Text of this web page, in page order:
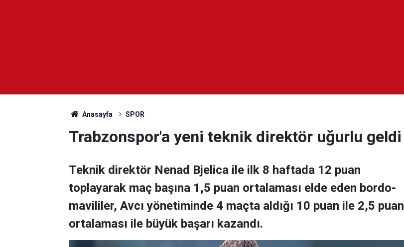
Anasayfa SPOR
Trabzonspor'a yeni teknik direktör uğurlu geldi
Teknik direktör Nenad Bjelica ile ilk 8 haftada 12 puan
toplayarak maç başına 1,5 puan ortalaması elde eden bordo-
mavililer, Avcı yönetiminde 4 maçta aldığı 10 puan ile 2,5 puan
ortalaması ile büyük başarı kazandı.